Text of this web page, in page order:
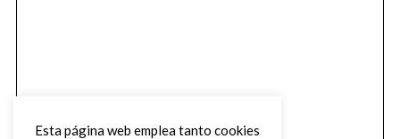
Esta página web emplea tanto cookies